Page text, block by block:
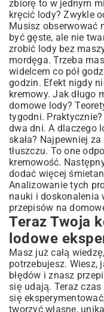
zbiorę to w jednym
kręcić lody? Zwykle
Musisz obserwować
być gęste, ale nie
zrobić lody bez
mordęga. Trzeba
widelcem co pół
godzin. Efekt nigdy
kremowy. Jak długo
domowe lody?
tygodni.
dwa dni. A dlaczego
skała? Najpewniej
tłuszczu. To one
kremowość.
dodać więcej
Analizowanie tych
nauki i doskonalenia
przepisów na
Teraz Twoja
lodowe
Masz już całą
potrzebujesz. Wiesz,
błędów i znasz
się udają. Teraz
się
tworzyć własne,